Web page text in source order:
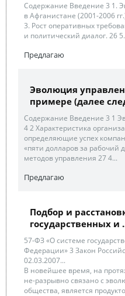
Содержание Введение 3 1.
в Афганистане (2001-2006
3. Рост оперативных
и политический диалог. 26
Предлагаю
Эволюция
примере (далее
Содержание Введение 3 1
4 2 Характеристика
определяющие успех
«пяти долларов за рабочий
методов управления 27 4...
Предлагаю
Подбор и
государственных и
57-ФЗ «О системе
Федерации» 3 Закон
02.03.2007...
В новейшее время, на
не-разрывно связано с
общества, является